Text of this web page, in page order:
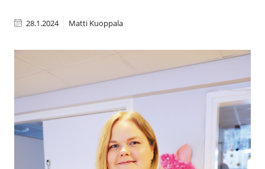
28.1.2024 Matti Kuoppala